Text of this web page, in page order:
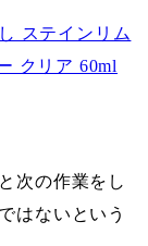
ステインリム
クリア 60ml
次の作業をし
はないという